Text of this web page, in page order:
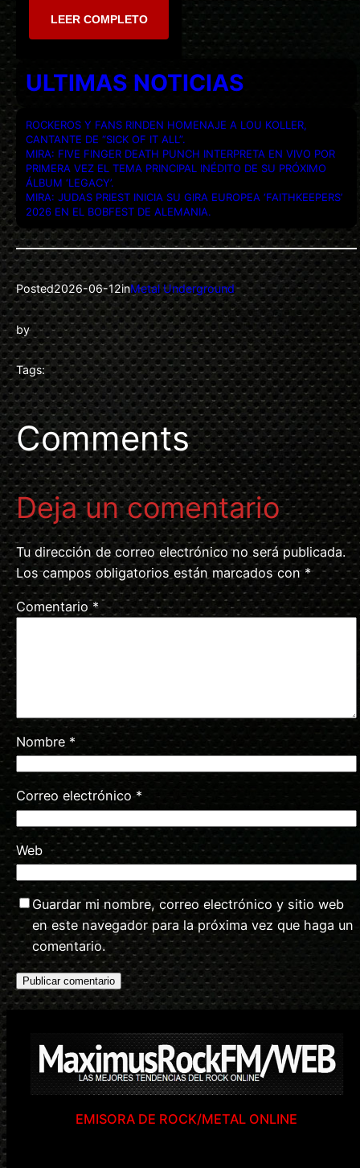
LEER COMPLETO
ULTIMAS NOTICIAS
ROCKEROS Y FANS RINDEN HOMENAJE A LOU KOLLER,
CANTANTE DE “SICK OF IT ALL”.
MIRA: FIVE FINGER DEATH PUNCH INTERPRETA EN VIVO POR
PRIMERA VEZ EL TEMA PRINCIPAL INÉDITO DE SU PRÓXIMO
ÁLBUM ‘LEGACY’.
MIRA: JUDAS PRIEST INICIA SU GIRA EUROPEA ‘FAITHKEEPERS’
2026 EN EL BOBFEST DE ALEMANIA.
Posted2026-06-12inMetal Underground
by
Tags:
Comments
Deja un comentario
Tu dirección de correo electrónico no será publicada.
Los campos obligatorios están marcados con *
Comentario*
Nombre *
Correo electrónico*
Web
Guardar mi nombre, correo electrónico y sitio web
en este navegador para la próxima vez que haga un
comentario.
EMISORA DE ROCK/METAL ONLINE